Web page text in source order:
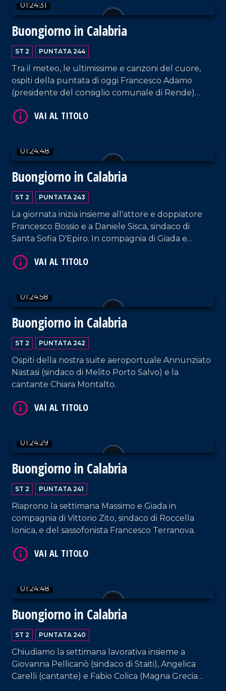
01:24:31
Buongiorno in Calabria
ST 2 PUNTATA 244
Tra il meteo, le ultimissime e canzoni del cuore,
ospiti della puntata di oggi Francesco Adamo
(presidente del consiglio comunale di Rende)
Hosteria di Giò.
01:24:48
Buongiorno in Calabria
ST 2 PUNTATA 243
La giornata inizia insieme all'attore e doppiatore
Francesco Bossio e a Daniele Sisca, sindaco di
Santa Sofia D'Epiro. In compagnia di Giada e
d'orchestra di Sanremo.
01:24:58
Buongiorno in Calabria
ST 2 PUNTATA 242
Ospiti della nostra suite aeroportuale Annunziato
Nastasi (sindaco di Melito Porto Salvo) e la
cantante Chiara Montalto.
01:24:29
Buongiorno in Calabria
ST 2 PUNTATA 241
Riaprono la settimana Massimo e Giada in
compagnia di Vittorio Zito, sindaco di Roccella
Ionica, e del sassofonista Francesco Terranova.
01:24:48
Buongiorno in Calabria
ST 2 PUNTATA 240
Chiudiamo la settimana lavorativa insieme a
Giovanna Pellicanò (sindaco di Staiti), Angelica
Carelli (cantante) e Fabio Colica (Magna Grecia
VAI AL TITOLO
VAI AL TITOLO
VAI AL TITOLO
VAI AL TITOLO
VAI AL TITOLO
VAI AL TITOLO